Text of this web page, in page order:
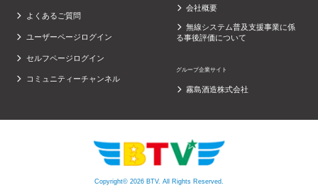
よくあるご質問
ユーザーページログイン
セルフページログイン
コミュニティーチャンネル
会社概要
無線システム普及支援事業に係
る事後評価について
グループ企業サイト
霧島酒造株式会社
Copyright© 2026 BTV. All Rights Reserved.